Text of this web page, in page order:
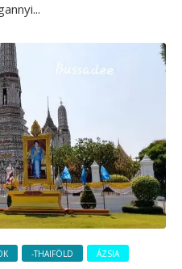
-THAIFÖLD ÁZSIA